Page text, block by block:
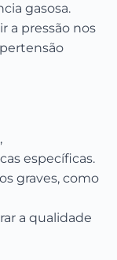
gasosa.
a pressão nos
específicas.
graves, como
a qualidade